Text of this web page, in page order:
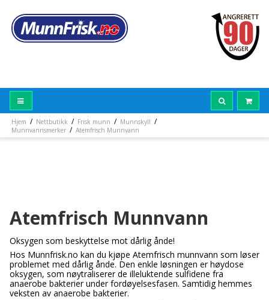
Hjem / Nettbutikk / Frisk munn / Munnskyll /
Munnvannsmerker / Atemfrisch Munnvann
Atemfrisch Munnvann
Oksygen som beskyttelse mot dårlig ånde!
Hos Munnfrisk.no kan du kjøpe Atemfrisch munnvann som løser
problemet med dårlig ånde. Den enkle løsningen er høydose
oksygen, som nøytraliserer de illeluktende sulfidene fra
anaerobe bakterier under fordøyelsesfasen. Samtidig hemmes
veksten av anaerobe bakterier.